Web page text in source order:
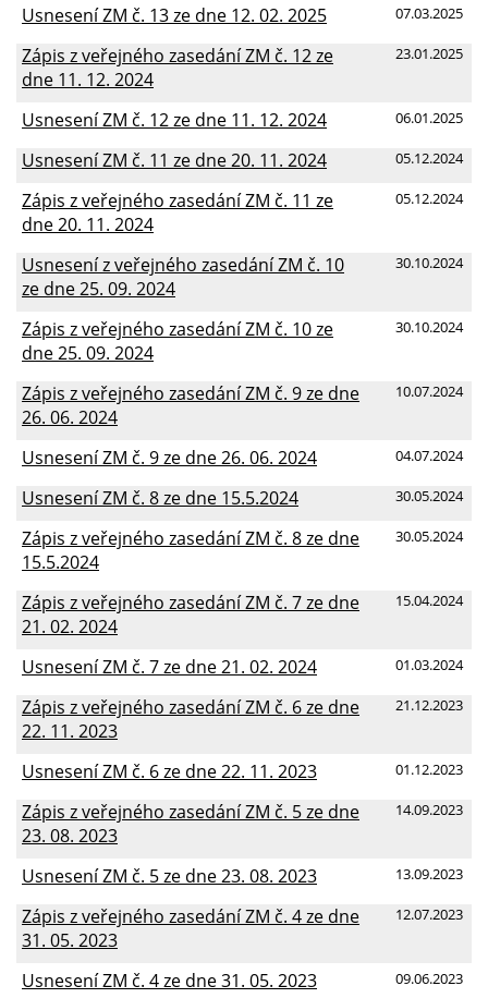
07.03.2025
Usnesení ZM č. 13 ze dne 12. 02. 2025
23.01.2025
Zápis z veřejného zasedání ZM č. 12 ze
dne 11. 12. 2024
06.01.2025
Usnesení ZM č. 12 ze dne 11. 12. 2024
05.12.2024
Usnesení ZM č. 11 ze dne 20. 11. 2024
05.12.2024
Zápis z veřejného zasedání ZM č. 11 ze
dne 20. 11. 2024
30.10.2024
Usnesení z veřejného zasedání ZM č. 10
ze dne 25. 09. 2024
30.10.2024
Zápis z veřejného zasedání ZM č. 10 ze
dne 25. 09. 2024
10.07.2024
Zápis z veřejného zasedání ZM č. 9 ze dne
26. 06. 2024
04.07.2024
Usnesení ZM č. 9 ze dne 26. 06. 2024
30.05.2024
Usnesení ZM č. 8 ze dne 15.5.2024
30.05.2024
Zápis z veřejného zasedání ZM č. 8 ze dne
15.5.2024
15.04.2024
Zápis z veřejného zasedání ZM č. 7 ze dne
21. 02. 2024
01.03.2024
Usnesení ZM č. 7 ze dne 21. 02. 2024
21.12.2023
Zápis z veřejného zasedání ZM č. 6 ze dne
22. 11. 2023
01.12.2023
Usnesení ZM č. 6 ze dne 22. 11. 2023
14.09.2023
Zápis z veřejného zasedání ZM č. 5 ze dne
23. 08. 2023
13.09.2023
Usnesení ZM č. 5 ze dne 23. 08. 2023
12.07.2023
Zápis z veřejného zasedání ZM č. 4 ze dne
31. 05. 2023
09.06.2023
Usnesení ZM č. 4 ze dne 31. 05. 2023